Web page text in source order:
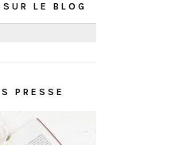
SUR LE BLOG
PRESSE